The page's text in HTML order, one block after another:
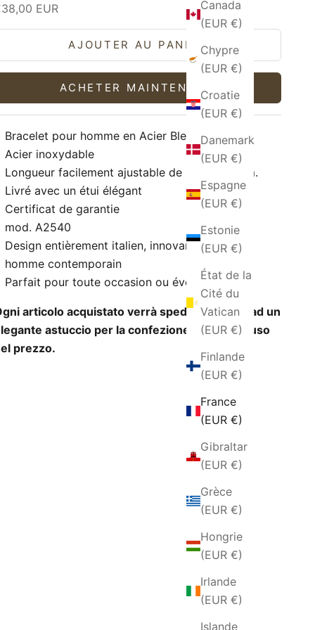
Canada
(EUR €)
Chypre
(EUR €)
Croatie
(EUR €)
Danemark
(EUR €)
Espagne
(EUR €)
Estonie
(EUR €)
État de la
Cité du
Vatican
(EUR €)
Finlande
(EUR €)
France
(EUR €)
Gibraltar
(EUR €)
Grèce
(EUR €)
Hongrie
(EUR €)
Irlande
(EUR €)
Islande
de vente
EUR
AJOUTER AU PANIER
ACHETER MAINTENANT
Bracelet pour homme en Acier Bleu Marine
Acier inoxydable
Longueur facilement ajustable de 18cm à 21cm.
Livré avec un étui élégant
Certificat de garantie
mod. A2540
Design entièrement italien, innovant pour un
homme contemporain
Parfait pour toute occasion ou événement!
articolo acquistato verrà spedito insieme ad un
astuccio per la confezione regalo incluso
prezzo.